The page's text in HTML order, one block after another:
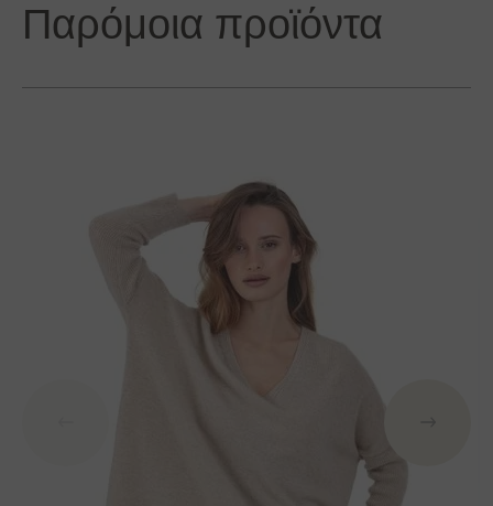
Παρόμοια προϊόντα